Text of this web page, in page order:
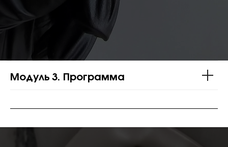
Модуль 3. Программа